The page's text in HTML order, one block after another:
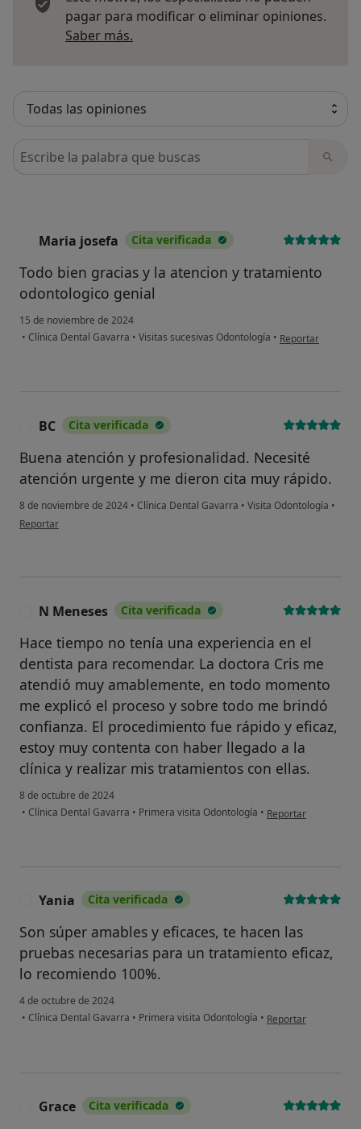
pagar para modificar o eliminar opiniones.
Saber más.
Busca en opiniones
Maria josefa Cita verificada
Todo bien gracias y la atencion y tratamiento
odontologico genial
15 de noviembre de 2024
• Clínica Dental Gavarra • Visitas sucesivas Odontología • en opinión del
Reportar
BC Cita verificada
Buena atención y profesionalidad. Necesité
atención urgente y me dieron cita muy rápido.
8 de noviembre de 2024 • Clínica Dental Gavarra • Visita Odontología •
en opinión del usuario BC
Reportar
N Meneses Cita verificada
Hace tiempo no tenía una experiencia en el
dentista para recomendar. La doctora Cris me
atendió muy amablemente, en todo momento
me explicó el proceso y sobre todo me brindó
confianza. El procedimiento fue rápido y eficaz,
estoy muy contenta con haber llegado a la
clínica y realizar mis tratamientos con ellas.
8 de octubre de 2024
• Clínica Dental Gavarra • Primera visita Odontología • en opinión del
Reportar
Yania Cita verificada
Son súper amables y eficaces, te hacen las
pruebas necesarias para un tratamiento eficaz,
lo recomiendo 100%.
4 de octubre de 2024
• Clínica Dental Gavarra • Primera visita Odontología • en opinión del
Reportar
Grace Cita verificada